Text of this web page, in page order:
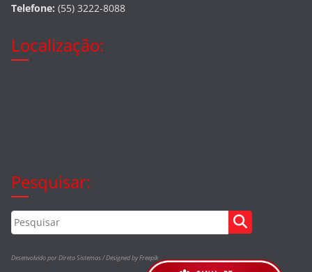
Telefone: (55) 3222-8088
Localização:
Pesquisar:
Desenvolvido por Direta Sistemas /Designed by Freepik